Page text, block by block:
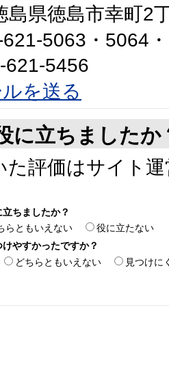
県徳島市幸町2
5063・5064
621-5456
を送る
に立ちましたか
た評価はサイト
ちましたか？
らともいえない
役に立たない
やすかったですか？
どちらともいえない 見つけに